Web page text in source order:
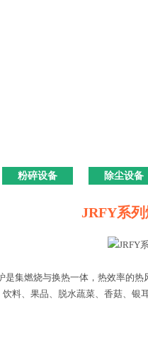
粉碎设备 除尘设备
JRFY系
燃烧与换热一体，热效率的热
料、果品、脱水蔬菜、香菇、银